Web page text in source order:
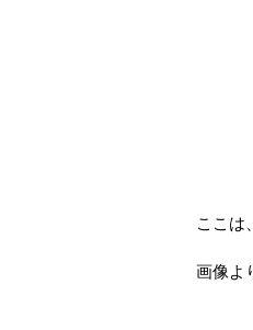
ここは
画像よ